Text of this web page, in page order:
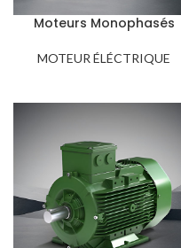
Moteurs Monophasés
MOTEUR ÉLÉCTRIQUE